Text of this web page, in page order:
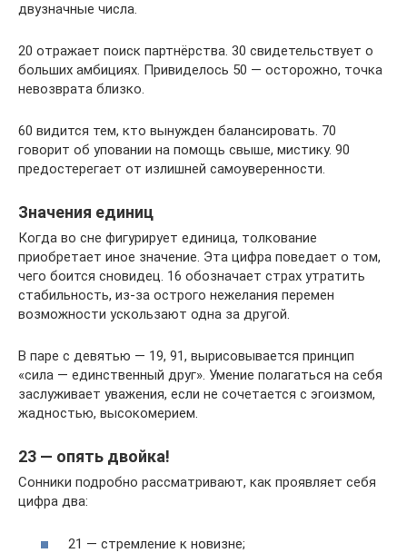
двузначные числа.
20 отражает поиск партнёрства. 30 свидетельствует о
больших амбициях. Привиделось 50 — осторожно, точка
невозврата близко.
60 видится тем, кто вынужден балансировать. 70
говорит об уповании на помощь свыше, мистику. 90
предостерегает от излишней самоуверенности.
Значения единиц
Когда во сне фигурирует единица, толкование
приобретает иное значение. Эта цифра поведает о том,
чего боится сновидец. 16 обозначает страх утратить
стабильность, из-за острого нежелания перемен
возможности ускользают одна за другой.
В паре с девятью — 19, 91, вырисовывается принцип
«сила — единственный друг». Умение полагаться на себя
заслуживает уважения, если не сочетается с эгоизмом,
жадностью, высокомерием.
23 — опять двойка!
Сонники подробно рассматривают, как проявляет себя
цифра два:
21 — стремление к новизне;